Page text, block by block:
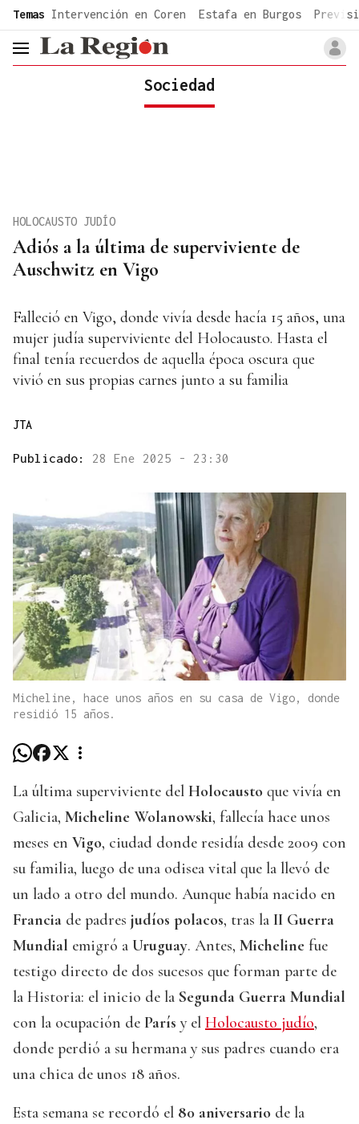
common.go-to-content
Temas Intervención en Coren Estafa en Burgos
header.menu.open
Sociedad
Adiós a la última de superviviente de
Auschwitz en Vigo
HOLOCAUSTO JUDÍO
Falleció en Vigo, donde vivía desde hacía 15 años, una
mujer judía superviviente del Holocausto. Hasta el
final tenía recuerdos de aquella época oscura que
vivió en sus propias carnes junto a su familia
JTA
Publicado: 28 Ene 2025 - 23:30
Micheline, hace unos años en su casa de Vigo, donde
residió 15 años.
La última superviviente del Holocausto que vivía en
Galicia, Micheline Wolanowski, fallecía hace unos
meses en Vigo, ciudad donde residía desde 2009 con
su familia, luego de una odisea vital que la llevó de
un lado a otro del mundo. Aunque había nacido en
Francia de padres judíos polacos, tras la II Guerra
Mundial emigró a Uruguay. Antes, Micheline fue
testigo directo de dos sucesos que forman parte de
la Historia: el inicio de la Segunda Guerra Mundial
con la ocupación de París y el Holocausto judío,
donde perdió a su hermana y sus padres cuando era
una chica de unos 18 años.
Esta semana se recordó el 80 aniversario de la